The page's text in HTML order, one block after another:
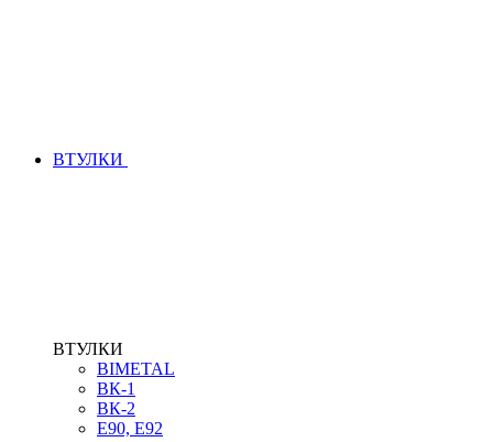
ВТУЛКИ
ВТУЛКИ
BIMETAL
ВК-1
ВК-2
Е90, E92